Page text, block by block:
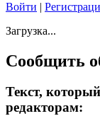
Войти |
Загрузка...
Сообщить
Текст,
редакторам: